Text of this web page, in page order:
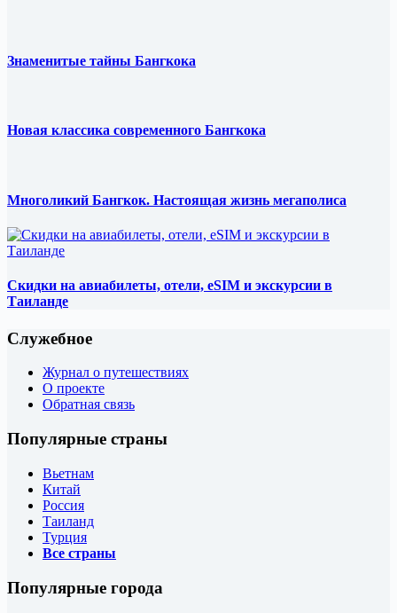
Знаменитые тайны Бангкока
Новая классика современного Бангкока
Многоликий Бангкок. Настоящая жизнь мегаполиса
Скидки на авиабилеты, отели, eSIM и экскурсии в
Таиланде
Служебное
Журнал о путешествиях
О проекте
Обратная связь
Популярные страны
Вьетнам
Китай
Россия
Таиланд
Турция
Все страны
Популярные города